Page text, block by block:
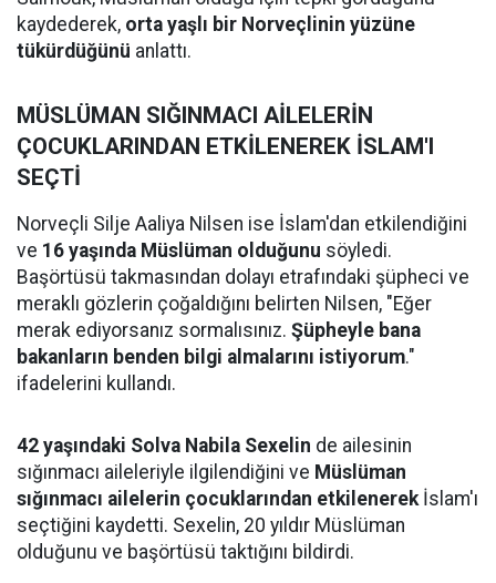
kaydederek, orta yaşlı bir Norveçlinin yüzüne
tükürdüğünü anlattı.
MÜSLÜMAN SIĞINMACI AİLELERİN
ÇOCUKLARINDAN ETKİLENEREK İSLAM'I
SEÇTİ
Norveçli Silje Aaliya Nilsen ise İslam'dan etkilendiğini
ve 16 yaşında Müslüman olduğunu söyledi.
Başörtüsü takmasından dolayı etrafındaki şüpheci ve
meraklı gözlerin çoğaldığını belirten Nilsen, "Eğer
merak ediyorsanız sormalısınız. Şüpheyle bana
bakanların benden bilgi almalarını istiyorum."
ifadelerini kullandı.
42 yaşındaki Solva Nabila Sexelin de ailesinin
sığınmacı aileleriyle ilgilendiğini ve Müslüman
sığınmacı ailelerin çocuklarından etkilenerekİslam'ı
seçtiğini kaydetti. Sexelin, 20 yıldır Müslüman
olduğunu ve başörtüsü taktığını bildirdi.